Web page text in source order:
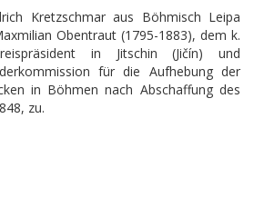
Kretzschmar aus Böhmisch Leipa
Obentraut (1795-1883), dem k.
in Jitschin (Jičín) und
für die Aufhebung der
in Böhmen nach Abschaffung des
zu.